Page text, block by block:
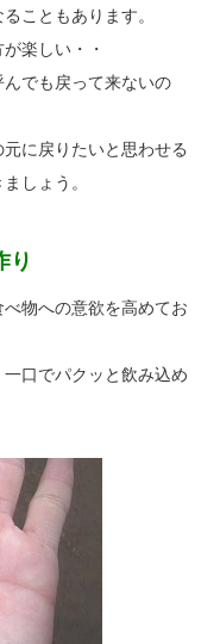
こともあります。
楽しい・・
でも戻って来ないの
に戻りたいと思わせる
しょう。
り
物への意欲を高めてお
口でパクッと飲み込め